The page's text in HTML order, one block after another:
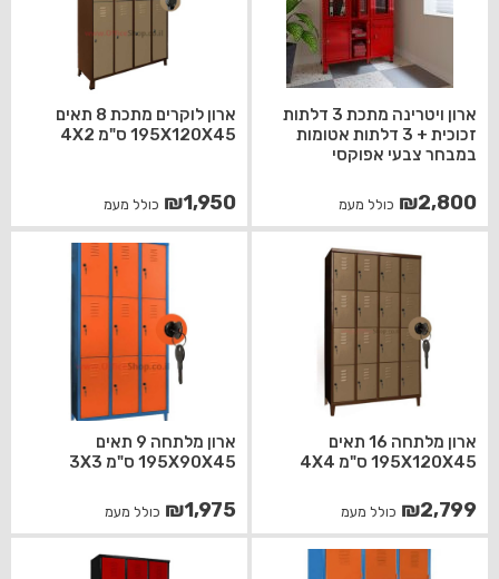
ארון ויטרינה מתכת 3 דלתות
זכוכית + 3 דלתות אטומות
במבחר צבעי אפוקסי
₪2,800 כולל מעמ
ארון לוקרים מתכת 8 תאים
195X120X45 ס"מ 4X2
₪1,950 כולל מעמ
ארון מלתחה 16 תאים
195X120X45 ס"מ 4X4
₪2,799 כולל מעמ
ארון מלתחה 9 תאים
195X90X45 ס"מ 3X3
₪1,975 כולל מעמ